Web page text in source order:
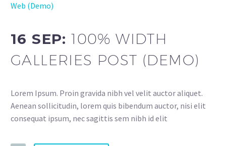
Web (Demo)
16 SEP:100% WIDTH
GALLERIES POST (DEMO)
Lorem Ipsum. Proin gravida nibh vel velit auctor aliquet.
Aenean sollicitudin, lorem quis bibendum auctor, nisi elit
consequat ipsum, nec sagittis sem nibh id elit